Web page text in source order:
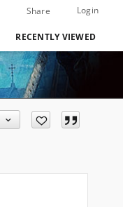
Share Login
RECENTLY VIEWED